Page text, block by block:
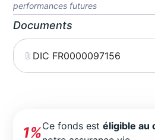
performances futures
Documents
DIC FR0000097156
1%Ce fonds estéligible au